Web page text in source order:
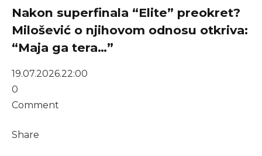
Nakon superfinala “Elite” preokret?
Milošević o njihovom odnosu otkriva:
“Maja ga tera…”
19.07.2026.22:00
0
Comment
Share